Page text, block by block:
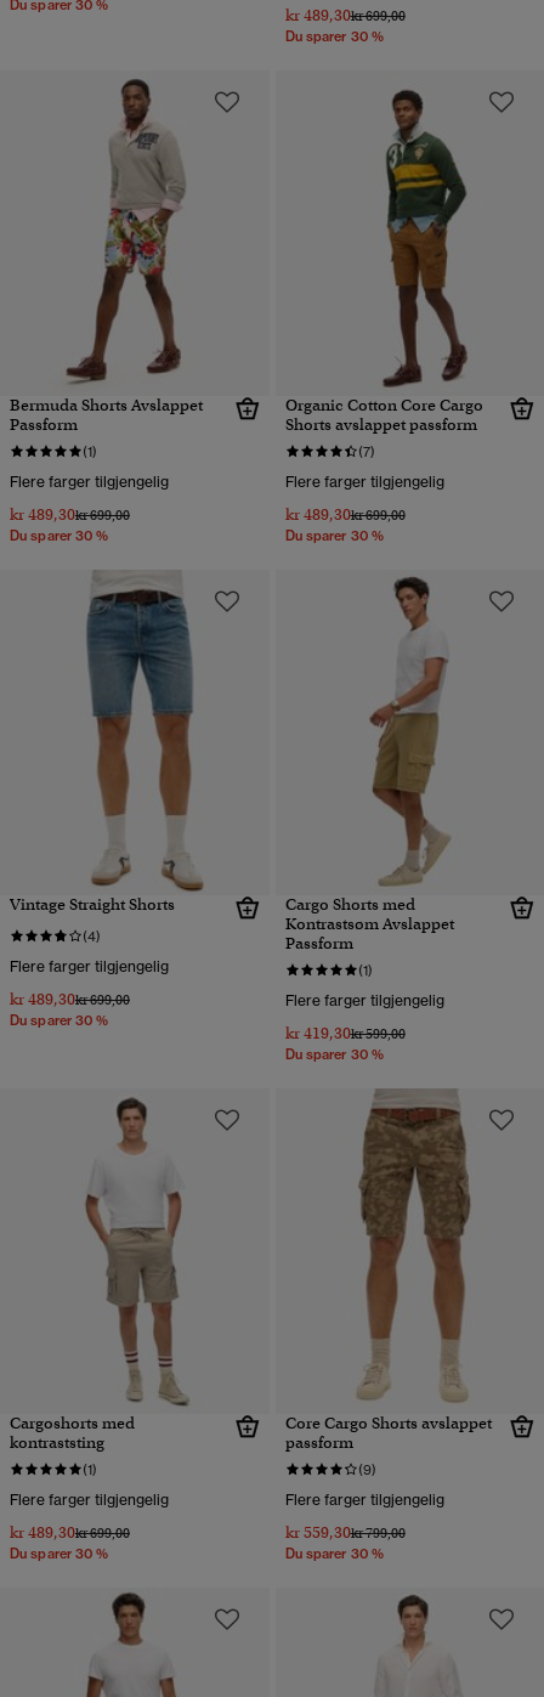
Du sparer 30 % kr 489,30Pris nedsatt fra
kr 699,00til
Du sparer 30 %
Bermuda Shorts Avslappet
Passform
(1)
Flere farger tilgjengelig
kr 489,30Pris nedsatt fra
kr 699,00til
Du sparer 30 %
Organic Cotton Core Cargo
Shorts avslappet passform
(7)
Flere farger tilgjengelig
kr 489,30Pris nedsatt fra
kr 699,00til
Du sparer 30 %
Vintage Straight Shorts
(4)
Flere farger tilgjengelig
kr 489,30Pris nedsatt fra
kr 699,00til
Du sparer 30 %
Cargo Shorts med
Kontrastsøm Avslappet
Passform
(1)
Flere farger tilgjengelig
kr 419,30Pris nedsatt fra
kr 599,00til
Du sparer 30 %
Cargoshorts med
kontraststing
(1)
Flere farger tilgjengelig
kr 489,30Pris nedsatt fra
kr 699,00til
Du sparer 30 %
Core Cargo Shorts avslappet
passform
(9)
Flere farger tilgjengelig
kr 559,30Pris nedsatt fra
kr 799,00til
Du sparer 30 %